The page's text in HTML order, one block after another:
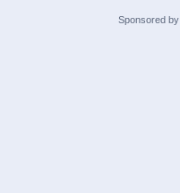
Sponsored by